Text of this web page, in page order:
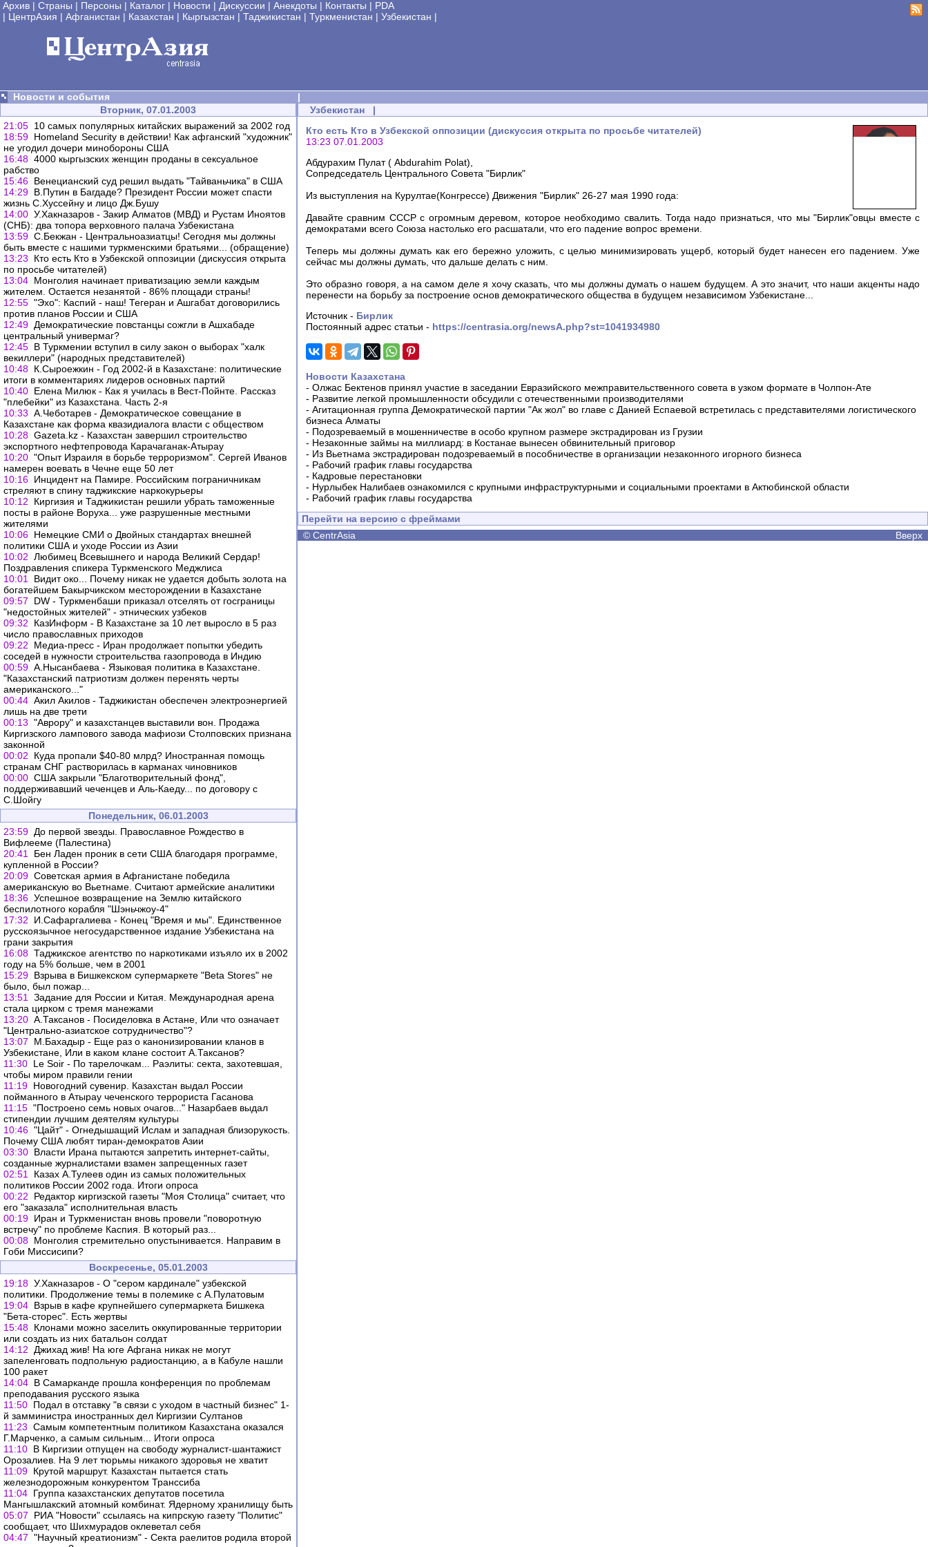
Архив | Страны | Персоны | Каталог | Новости | Дискуссии | Анекдоты | Контакты | PDA
| ЦентрАзия | Афганистан | Казахстан | Кыргызстан | Таджикистан | Туркменистан | Узбекистан |
Новости и события
|
Вторник, 07.01.2003
21:05 10 самых популярных китайских выражений за 2002 год
18:59 Homeland Security в действии! Как афганский "художник"
не угодил дочери минобороны США
16:48 4000 кыргызских женщин проданы в сексуальное
рабство
15:46 Венецианский суд решил выдать "Тайваньчика" в США
14:29 В.Путин в Багдаде? Президент России может спасти
жизнь С.Хуссейну и лицо Дж.Бушу
14:00 У.Хакназаров - Закир Алматов (МВД) и Рустам Иноятов
(СНБ): два топора верховного палача Узбекистана
13:59 С.Бекжан - Центральноазиатцы! Сегодня мы должны
быть вместе с нашими туркменскими братьями... (обращение)
13:23
Кто есть Кто в Узбекской оппозиции (дискуссия открыта
по просьбе читателей)
13:04 Монголия начинает приватизацию земли каждым
жителем. Остается незанятой - 86% площади страны!
12:55 "Эхо": Каспий - наш! Тегеран и Ашгабат договорились
против планов России и США
12:49 Демократические повстанцы сожгли в Ашхабаде
центральный универмаг?
12:45 В Туркмении вступил в силу закон о выборах "халк
векиллери" (народных представителей)
10:48 К.Сыроежкин - Год 2002-й в Казахстане: политические
итоги в комментариях лидеров основных партий
10:40 Елена Милюк - Как я училась в Вест-Пойнте. Рассказ
"плебейки" из Казахстана. Часть 2-я
10:33 А.Чеботарев - Демократическое совещание в
Казахстане как форма квазидиалога власти с обществом
10:28 Gazeta.kz - Казахстан завершил строительство
экспортного нефтепровода Карачаганак-Атырау
10:20 "Опыт Израиля в борьбе терроризмом". Сергей Иванов
намерен воевать в Чечне еще 50 лет
10:16 Инцидент на Памире. Российским пограничникам
стреляют в спину таджикские наркокурьеры
10:12
Киргизия и Таджикистан решили убрать таможенные
посты в районе Воруха... уже разрушенные местными
жителями
10:06 Немецкие СМИ о Двойных стандартах внешней
политики США и уходе России из Азии
10:02 Любимец Всевышнего и народа Великий Сердар!
Поздравления спикера Туркменского Меджлиса
10:01
Видит око... Почему никак не удается добыть золота на
богатейшем Бакырчикском месторождении в Казахстане
09:57
DW - Туркменбаши приказал отселять от госграницы
"недостойных жителей" - этнических узбеков
09:32
КазИнформ - В Казахстане за 10 лет выросло в 5 раз
число православных приходов
09:22
Медиа-пресс - Иран продолжает попытки убедить
соседей в нужности строительства газопровода в Индию
00:59 А.Нысанбаева - Языковая политика в Казахстане.
"Казахстанский патриотизм должен перенять черты
американского..."
00:44 Акил Акилов - Таджикистан обеспечен электроэнергией
лишь на две трети
00:13 "Аврору" и казахстанцев выставили вон. Продажа
Киргизского лампового завода мафиози Столповских признана
законной
00:02
Куда пропали $40-80 млрд? Иностранная помощь
странам СНГ растворилась в карманах чиновников
00:00 США закрыли "Благотворительный фонд",
поддерживавший чеченцев и Аль-Каеду... по договору с
С.Шойгу
Понедельник, 06.01.2003
23:59 До первой звезды. Православное Рождество в
Вифлееме (Палестина)
20:41
Бен Ладен проник в сети США благодаря программе,
купленной в России?
20:09 Советская армия в Афганистане победила
американскую во Вьетнаме. Считают армейские аналитики
18:36 Успешное возвращение на Землю китайского
беспилотного корабля "Шэньчжоу-4"
17:32
И.Сафаргалиева - Конец "Время и мы". Единственное
русскоязычное негосударственное издание Узбекистана на
грани закрытия
16:08 Таджикское агентство по наркотиками изъяло их в 2002
году на 5% больше, чем в 2001
15:29 Взрыва в Бишкекском супермаркете "Beta Stores" не
было, был пожар...
13:51
Задание для России и Китая. Международная арена
стала цирком с тремя манежами
13:20 А.Таксанов - Посиделовка в Астане, Или что означает
"Центрально-азиатское сотрудничество"?
13:07
М.Бахадыр - Еще раз о канонизировании кланов в
Узбекистане, Или в каком клане состоит А.Таксанов?
11:30 Le Soir - По тарелочкам... Раэлиты: секта, захотевшая,
чтобы миром правили гении
11:19 Новогодний сувенир. Казахстан выдал России
пойманного в Атырау чеченского террориста Гасанова
11:15 "Построено семь новых очагов..." Назарбаев выдал
стипендии лучшим деятелям культуры
10:46 "Цайт" - Огнедышащий Ислам и западная близорукость.
Почему США любят тиран-демократов Азии
03:30 Власти Ирана пытаются запретить интернет-сайты,
созданные журналистами взамен запрещенных газет
02:51
Казах А.Тулеев один из самых положительных
политиков России 2002 года. Итоги опроса
00:22
Редактор киргизской газеты "Моя Столица" считает, что
его "заказала" исполнительная власть
00:19 Иран и Туркменистан вновь провели "поворотную
встречу" по проблеме Каспия. В который раз...
00:08 Монголия стремительно опустынивается. Направим в
Гоби Миссисипи?
Воскресенье, 05.01.2003
19:18 У.Хакназаров - О "сером кардинале" узбекской
политики. Продолжение темы в полемике с А.Пулатовым
19:04 Взрыв в кафе крупнейшего супермаркета Бишкека
"Бета-сторес". Есть жертвы
15:48 Клонами можно заселить оккупированные территории
или создать из них батальон солдат
14:12
Джихад жив! На юге Афгана никак не могут
запеленговать подпольную радиостанцию, а в Кабуле нашли
100 ракет
14:04 В Самарканде прошла конференция по проблемам
преподавания русского языка
11:50 Подал в отставку "в связи с уходом в частный бизнес" 1-
й замминистра иностранных дел Киргизии Султанов
11:23 Самым компетентным политиком Казахстана оказался
Г.Марченко, а самым сильным... Итоги опроса
11:10 В Киргизии отпущен на свободу журналист-шантажист
Орозалиев. На 9 лет тюрьмы никакого здоровья не хватит
11:09 Крутой маршрут. Казахстан пытается стать
железнодорожным конкурентом Транссиба
11:04 Группа казахстанских депутатов посетила
Мангышлакский атомный комбинат. Ядерному хранилищу быть
05:07
РИА "Новости" ссылаясь на кипрскую газету "Политис"
сообщает, что Шихмурадов оклеветал себя
04:47 "Научный креатионизм" - Секта раелитов родила второй
Узбекистан |
Кто есть Кто в Узбекской оппозиции (дискуссия открыта по просьбе читателей)
13:23 07.01.2003
Абдурахим Пулат ( Abdurahim Polat),
Сопредседатель Центрального Совета "Бирлик"
Из выступления на Курултае(Конгрессе) Движения "Бирлик" 26-27 мая 1990 года:
Давайте сравним СССР с огромным деревом, которое необходимо свалить. Тогда надо признаться, что мы "Бирлик"овцы вместе с
демократами всего Союза настолько его расшатали, что его падение вопрос времени.
Теперь мы должны думать как его бережно уложить, с целью минимизировать ущерб, который будет нанесен его падением. Уже
сейчас мы должны думать, что дальше делать с ним.
Это образно говоря, а на самом деле я хочу сказать, что мы должны думать о нашем будущем. А это значит, что наши акценты надо
перенести на борьбу за построение основ демократического общества в будущем независимом Узбекистане...
Источник - Бирлик
Постоянный адрес статьи - https://centrasia.org/newsA.php?st=1041934980
Новости Казахстана
- Олжас Бектенов принял участие в заседании Евразийского межправительственного совета в узком формате в Чолпон-Ате
- Развитие легкой промышленности обсудили с отечественными производителями
- Агитационная группа Демократической партии "Ак жол" во главе с Данией Еспаевой встретилась с представителями логистического
бизнеса Алматы
- Подозреваемый в мошенничестве в особо крупном размере экстрадирован из Грузии
- Незаконные займы на миллиард: в Костанае вынесен обвинительный приговор
- Из Вьетнама экстрадирован подозреваемый в пособничестве в организации незаконного игорного бизнеса
- Рабочий график главы государства
- Кадровые перестановки
- Нурлыбек Налибаев ознакомился с крупными инфраструктурными и социальными проектами в Актюбинской области
- Рабочий график главы государства
Перейти на версию с фреймами
© CentrAsia Вверх